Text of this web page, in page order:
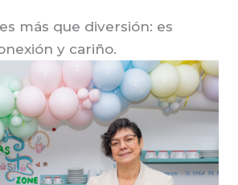
más que diversión: es
y cariño.